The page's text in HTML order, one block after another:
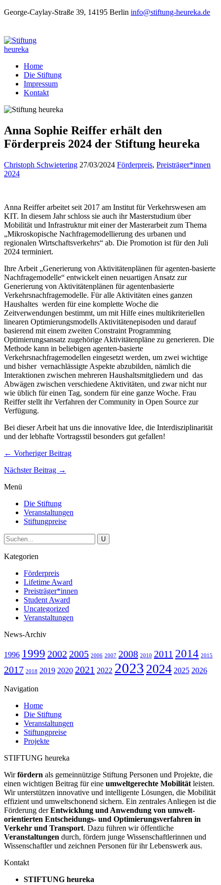
George-Caylay-Straße 39, 14195 Berlin info@stiftung-heureka.de
Home
Die Stiftung
Impressum
Kontakt
Anna Sophie Reiffer erhält den
Förderpreis 2024 der Stiftung heureka
Christoph Schwietering 27/03/2024 Förderpreis, Preisträger*innen
2024
Anna Reiffer arbeitet seit 2017 am Institut für Verkehrswesen am
KIT. In diesem Jahr schloss sie auch ihr Masterstudium über
Mobilität und Infrastruktur mit einer der Masterarbeit zum Thema
„Mikroskopische Nachfragemodellierung des urbanen und
regionalen Wirtschaftsverkehrs“ ab. Die Promotion ist für den Juli
2024 terminiert.
Ihre Arbeit „Generierung von Aktivitätenplänen für agenten-basierte
Nachfragemodelle“ entwickelt einen neuartigen Ansatz zur
Generierung von Aktivitätenplänen für agentenbasierte
Verkehrsnachfragemodelle. Für alle Aktivitäten eines ganzen
Haushaltes werden für eine komplette Woche die
Zeitverwendungen bestimmt, um mit Hilfe eines multikriteriellen
linearen Optimierungsmodells Aktivitätenepisoden und darauf
basierend mit einem zweiten Constraint Programming
Optimierungsansatz zugehörige Aktivitätenpläne zu generieren. Die
Methode kann in beliebigen agenten-basierte
Verkehrsnachfragemodellen eingesetzt werden, um zwei wichtige
und bisher vernachlässigte Aspekte abzubilden, nämlich die
Interaktionen zwischen mehreren Haushaltsmitgliedern und das
Abwägen zwischen verschiedene Aktivitäten, und zwar nicht nur
wie üblich für einen Tag, sondern für eine ganze Woche. Frau
Reiffer stellt ihr Verfahren der Community in Open Source zur
Verfügung.
Bei dieser Arbeit hat uns die innovative Idee, die Interdisziplinarität
und der lebhafte Vortragsstil besonders gut gefallen!
← Vorheriger Beitrag
Nächster Beitrag →
Menü
Die Stiftung
Veranstaltungen
Stiftungpreise
Kategorien
Förderpreis
Lifetime Award
Preisträger*innen
Student Award
Uncategorized
Veranstaltungen
News-Archiv
1996 1999 2002 2005 2006 2007 2008 2010 2011 2014 2015
2017 2018 2019 2020 2021 2022 2023 2024 2025 2026
Navigation
Home
Die Stiftung
Veranstaltungen
Stiftungpreise
Projekte
STIFTUNG heureka
Wirfördern als gemeinnützige Stiftung Personen und Projekte, die
einen wichtigen Beitrag für eine umweltgerechte Mobilität leisten.
Wir unter­stützen innovative und intelligente Lösungen, die Mobilität
effizient und umweltschonend sichern. Ein zentrales Anliegen ist die
Förderung derEntwicklung und Anwendung von umwelt­
orientierten Entscheidungs- und Optimierungs­verfahren in
Verkehr und Transport. Dazu führen wir öffentliche
Veranstaltungen durch, fördern junge Wissenschaftlerinnen und
Wissenschaftler und zeichnen Personen für ihr Lebenswerk aus.
Kontakt
STIFTUNG heureka